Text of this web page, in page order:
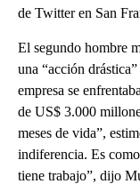
de Twitter en San
El segundo hombre
una “acción
empresa se
de US$ 3.000
meses de vida”,
indiferencia. Es
tiene trabajo”, dijo